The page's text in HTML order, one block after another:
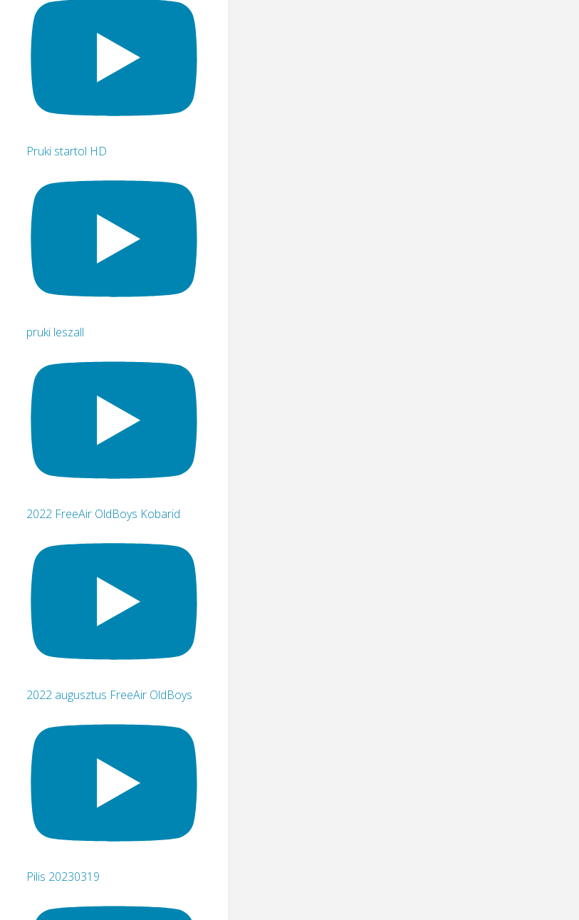
Pruki startol HD
pruki leszall
2022 FreeAir OldBoys Kobarid
2022 augusztus FreeAir OldBoys
Pilis 20230319